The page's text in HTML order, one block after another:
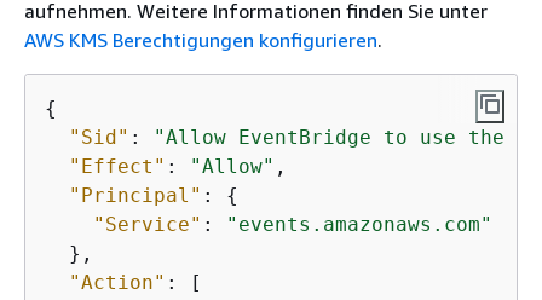
aufnehmen. Weitere Informationen finden Sie unter
AWS KMS Berechtigungen konfigurieren.
{
"Sid" :
"Allow EventBridge to use the
"Effect" : "Allow" ,
"Principal" : {
"Service" :
"events.amazonaws.com"
  },
"Action" : [